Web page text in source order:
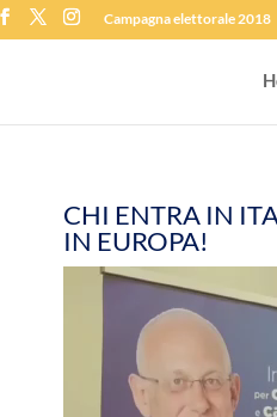
Campagna elettorale 2018
CHI ENTRA IN
IN EUROPA!